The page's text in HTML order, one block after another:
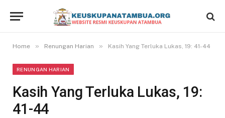
Home » Renungan Harian » Kasih Yang Terluka Lukas, 19: 41-44
RENUNGAN HARIAN
Kasih Yang Terluka Lukas, 19:
41-44